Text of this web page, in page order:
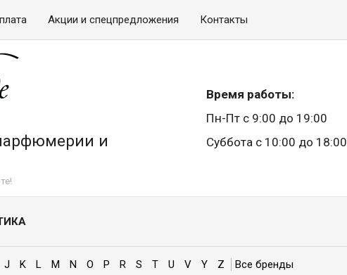
Акции и спецпредложения Контакты
и
Время работы:
Пн-Пт с 9:00 до 19:00
Суббота с 10:00 до 18:00
J K L M N O P R S T U V Y Z